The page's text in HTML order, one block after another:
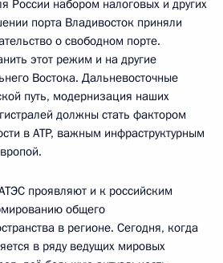
России набором налоговых и других
порта Владивосток приняли
о свободном порте.
этот режим и на другие
Востока. Дальневосточные
путь, модернизация наших
должны стать фактором
в АТР, важным инфраструктурным
проявляют и к российским
общего
в регионе. Сегодня, когда
в ряду ведущих мировых